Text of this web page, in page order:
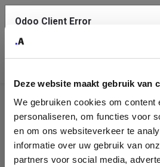
Deze website maakt gebruik van
We gebruiken cookies om content
personaliseren, om functies voor
en om ons websiteverkeer te
informatie over uw gebruik van
partners voor social media,
Company
Identification
Please fill in your company
Odoo Client Error
service.
See details